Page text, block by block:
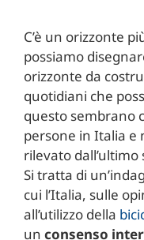
C’è un orizzonte
possiamo
orizzonte da
quotidiani che
questo sembrano
persone in Italia e
rilevato dall’ultimo
Si tratta di
cui l’Italia, sulle
all’utilizzo della
un consenso